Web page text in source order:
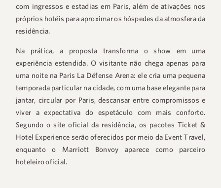
com ingressos e estadias em Paris, além de ativações nos
próprios hotéis para aproximar os hóspedes da atmosfera da
residência.
Na prática, a proposta transforma o show em uma
experiência estendida. O visitante não chega apenas para
uma noite na Paris La Défense Arena: ele cria uma pequena
temporada particular na cidade, com uma base elegante para
jantar, circular por Paris, descansar entre compromissos e
viver a expectativa do espetáculo com mais conforto.
Segundo o site oficial da residência, os pacotes Ticket &
Hotel Experience serão oferecidos por meio da Event Travel,
enquanto o Marriott Bonvoy aparece como parceiro
hoteleiro oficial.